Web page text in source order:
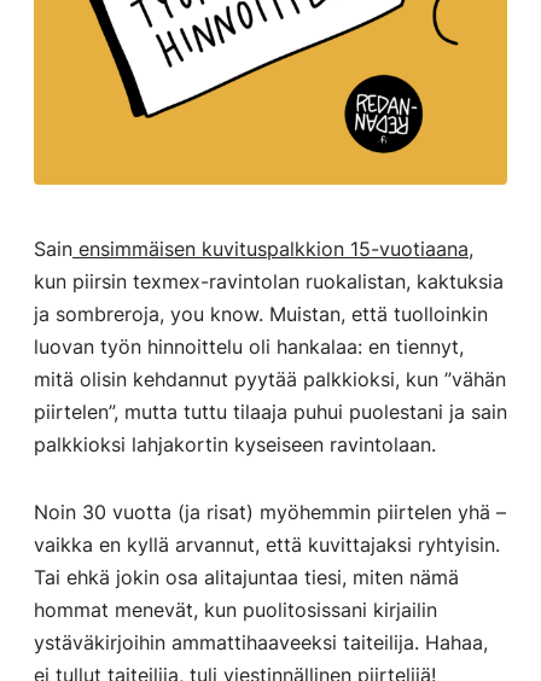
Sain ensimmäisen kuvituspalkkion 15-vuotiaana,
kun piirsin texmex-ravintolan ruokalistan, kaktuksia
ja sombreroja, you know. Muistan, että tuolloinkin
luovan työn hinnoittelu oli hankalaa: en tiennyt,
mitä olisin kehdannut pyytää palkkioksi, kun ”vähän
piirtelen”, mutta tuttu tilaaja puhui puolestani ja sain
palkkioksi lahjakortin kyseiseen ravintolaan.
Noin 30 vuotta (ja risat) myöhemmin piirtelen yhä –
vaikka en kyllä arvannut, että kuvittajaksi ryhtyisin.
Tai ehkä jokin osa alitajuntaa tiesi, miten nämä
hommat menevät, kun puolitosissani kirjailin
ystäväkirjoihin ammattihaaveeksi taiteilija. Hahaa,
ei tullut taiteilija, tuli viestinnällinen piirtelijä!